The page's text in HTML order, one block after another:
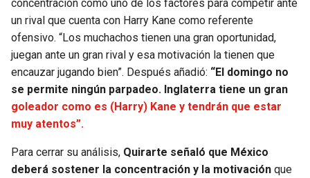
concentración como uno de los factores para competir ante
un rival que cuenta con Harry Kane como referente
ofensivo. “Los muchachos tienen una gran oportunidad,
juegan ante un gran rival y esa motivación la tienen que
encauzar jugando bien”. Después añadió: “El domingo no
se permite ningún parpadeo. Inglaterra tiene un gran
goleador como es (Harry) Kane y tendrán que estar
muy atentos”.
Para cerrar su análisis, Quirarte señaló que México
deberá sostener la concentración y la motivación que